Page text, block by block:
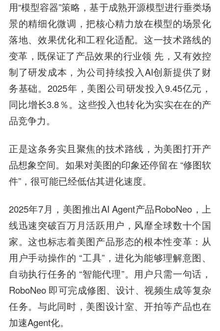
用“模型容器”策略，基于成熟开源模型进行垂类场
景的精细化微调，把核心精力放在模型的场景化
落地、效果优化和工程化适配。这一技术路线的
变革，既保证了产品效果的行业领 先，又有效控
制了研发成本，为公司持续投入AI创新提供了财
务基础。2025年，美图公司研发投入9.45亿元，
同比增长3.8％。这些投入也转化为实实在在的产
品竞争力。
正是这条务实且聚焦的技术路线，为美图打开产
品想象空间。如果对美图的印象还停留在 “修图软
件”，很可能已经低估其进化速度。
2025年7月，美图推出AI Agent产品RoboNeo，上
线迅速突破百万月活跃用户，风靡全球数十个国
家。这也标志着美图产品形态的根本性变革：从
用户手动操作的 “工具”，进化为能够理解意图、
自动执行任务的 “智能代理”。用户只需一句话，
RoboNeo 即可完成修图、设计、视频生成等复杂
任务。与此同时，美图设计室、开拍等产品也在
加速Agent化。